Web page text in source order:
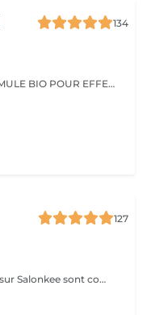
134
100% KERATINE BRESILIENNE AVEC FORMULE BIO POUR EFFET NOURRISANT , BRILLANT ET REDUCTEUR DE FRIZZOTIS
127
Veuillez prendre note que les prix indiqués sur Salonkee sont communiqués à titre informatif et s'entendent de base. Ces derniers sont susceptibles de varier selon le diagnostic réalisé à votre arrivée au salon et l'expertise du professionnel à qui vous confiez votre beauté. Dans tous les cas, un devis précis vous sera proposé et toutes réalisations de prestations seront effectuées avec votre accord. Un grand merci d'avance pour votre compréhension. Au plaisir de vous recevoir très vite.